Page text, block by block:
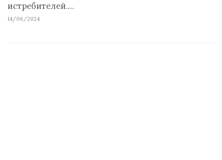
истребителей.…
14/06/2024